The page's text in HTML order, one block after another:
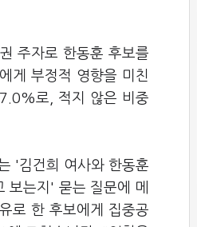
주자로 한동훈 후보를
게 부정적 영향을 미친
로, 적지 않은 비중
'김건희 여사와 한동훈
보는지' 묻는 질문에 메
로 한 후보에게 집중공